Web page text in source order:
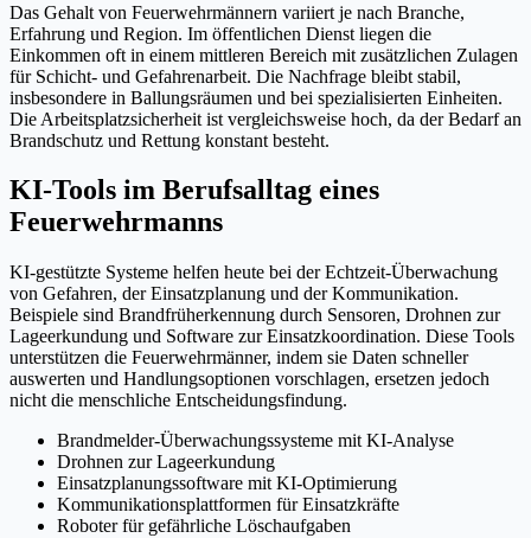
Das Gehalt von Feuerwehrmännern variiert je nach Branche,
Erfahrung und Region. Im öffentlichen Dienst liegen die
Einkommen oft in einem mittleren Bereich mit zusätzlichen Zulagen
für Schicht- und Gefahrenarbeit. Die Nachfrage bleibt stabil,
insbesondere in Ballungsräumen und bei spezialisierten Einheiten.
Die Arbeitsplatzsicherheit ist vergleichsweise hoch, da der Bedarf an
Brandschutz und Rettung konstant besteht.
KI-Tools im Berufsalltag eines
Feuerwehrmanns
KI-gestützte Systeme helfen heute bei der Echtzeit-Überwachung
von Gefahren, der Einsatzplanung und der Kommunikation.
Beispiele sind Brandfrüherkennung durch Sensoren, Drohnen zur
Lageerkundung und Software zur Einsatzkoordination. Diese Tools
unterstützen die Feuerwehrmänner, indem sie Daten schneller
auswerten und Handlungsoptionen vorschlagen, ersetzen jedoch
nicht die menschliche Entscheidungsfindung.
Brandmelder-Überwachungssysteme mit KI-Analyse
Drohnen zur Lageerkundung
Einsatzplanungssoftware mit KI-Optimierung
Kommunikationsplattformen für Einsatzkräfte
Roboter für gefährliche Löschaufgaben